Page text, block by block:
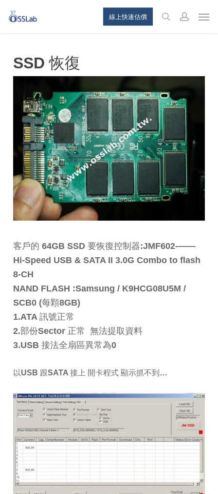
線上快速估價
searchaccount
SSD 恢復
客戶的 64GB SSD 要恢復控制器:JMF602-——
Hi-Speed USB & SATA II 3.0G Combo to flash
8-CH
NAND FLASH :Samsung / K9HCG08U5M /
SCB0 (每顆8GB)
1.ATA 訊號正常
2.部份Sector 正常 無法提取資料
3.USB 接法全扇區異常為0
以USB 跟SATA 接上 開卡程式 顯示抓不到…